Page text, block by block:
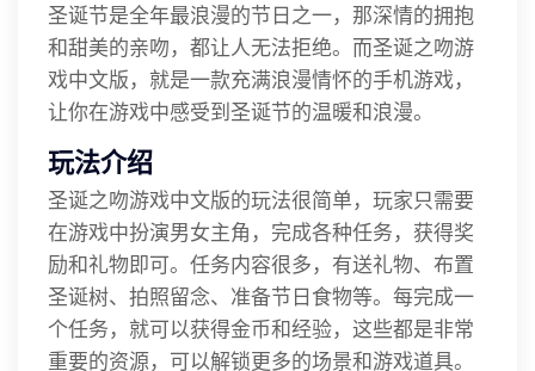
圣诞节是全年最浪漫的节日之一，那深情的拥抱
和甜美的亲吻，都让人无法拒绝。而圣诞之吻游
戏中文版，就是一款充满浪漫情怀的手机游戏，
让你在游戏中感受到圣诞节的温暖和浪漫。
玩法介绍
圣诞之吻游戏中文版的玩法很简单，玩家只需要
在游戏中扮演男女主角，完成各种任务，获得奖
励和礼物即可。任务内容很多，有送礼物、布置
圣诞树、拍照留念、准备节日食物等。每完成一
个任务，就可以获得金币和经验，这些都是非常
重要的资源，可以解锁更多的场景和游戏道具。